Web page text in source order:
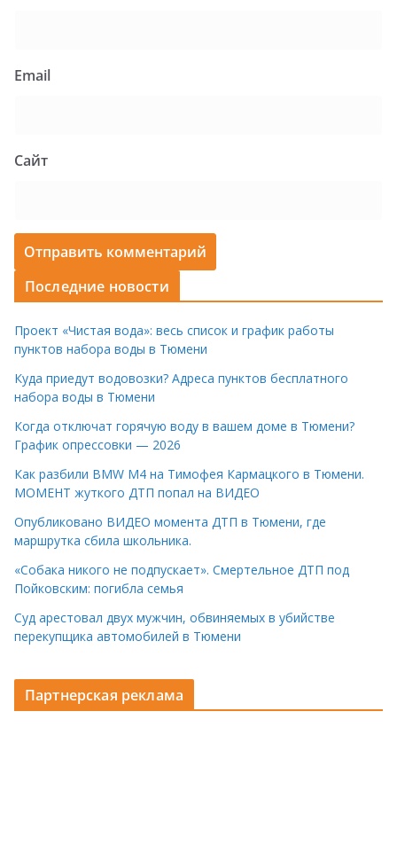
Email
Сайт
Последние новости
Проект «Чистая вода»: весь список и график работы
пунктов набора воды в Тюмени
Куда приедут водовозки? Адреса пунктов бесплатного
набора воды в Тюмени
Когда отключат горячую воду в вашем доме в Тюмени?
График опрессовки — 2026
Как разбили BMW M4 на Тимофея Кармацкого в Тюмени.
МОМЕНТ жуткого ДТП попал на ВИДЕО
Опубликовано ВИДЕО момента ДТП в Тюмени, где
маршрутка сбила школьника.
«Собака никого не подпускает». Смертельное ДТП под
Пойковским: погибла семья
Суд арестовал двух мужчин, обвиняемых в убийстве
перекупщика автомобилей в Тюмени
Партнерская реклама